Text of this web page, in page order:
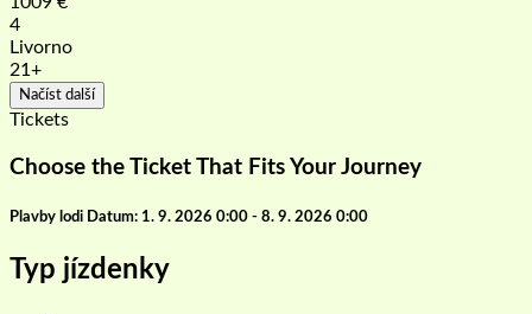
4
Livorno
21+
Načíst další
Tickets
Choose the Ticket That Fits Your Journey
Plavby lodi Datum: 1. 9. 2026 0:00 - 8. 9. 2026 0:00
Typ jízdenky